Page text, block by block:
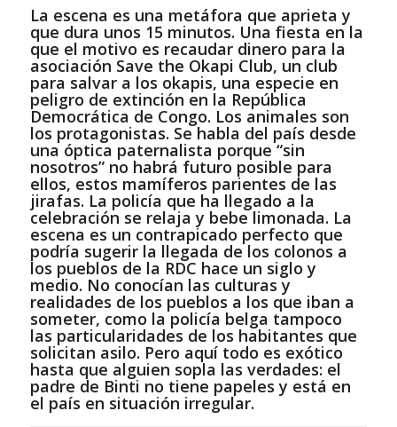
La escena es una metáfora que aprieta y
que dura unos 15 minutos. Una fiesta en la
que el motivo es recaudar dinero para la
asociación Save the Okapi Club, un club
para salvar a los okapis, una especie en
peligro de extinción en la República
Democrática de Congo. Los animales son
los protagonistas. Se habla del país desde
una óptica paternalista porque “sin
nosotros” no habrá futuro posible para
ellos, estos mamíferos parientes de las
jirafas. La policía que ha llegado a la
celebración se relaja y bebe limonada. La
escena es un contrapicado perfecto que
podría sugerir la llegada de los colonos a
los pueblos de la RDC hace un siglo y
medio. No conocían las culturas y
realidades de los pueblos a los que iban a
someter, como la policía belga tampoco
las particularidades de los habitantes que
solicitan asilo. Pero aquí todo es exótico
hasta que alguien sopla las verdades: el
padre de Binti no tiene papeles y está en
el país en situación irregular.